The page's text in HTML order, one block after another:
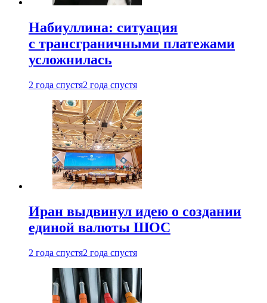
Набиуллина: ситуация
с трансграничными платежами
усложнилась
2 года спустя2 года спустя
Иран выдвинул идею о создании
единой валюты ШОС
2 года спустя2 года спустя